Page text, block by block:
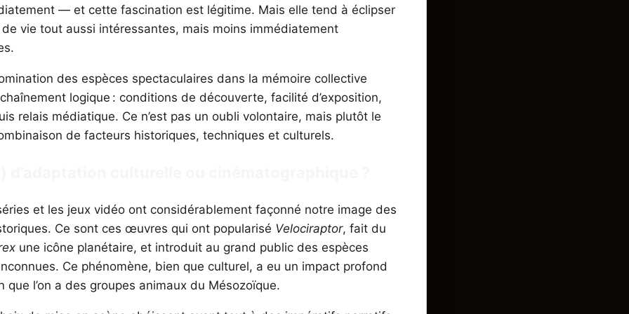
— et cette fascination est légitime. Mais elle tend à éclipser
de vie tout aussi intéressantes, mais moins immédiatement
des espèces spectaculaires dans la mémoire collective
logique : conditions de découverte, facilité d’exposition,
relais médiatique. Ce n’est pas un oubli volontaire, mais plutôt le
de facteurs historiques, techniques et culturels.
et les jeux vidéo ont considérablement façonné notre image des
Ce sont ces œuvres qui ont popularisé Velociraptor, fait du
une icône planétaire, et introduit au grand public des espèces
Ce phénomène, bien que culturel, a eu un impact profond
que l’on a des groupes animaux du Mésozoïque.